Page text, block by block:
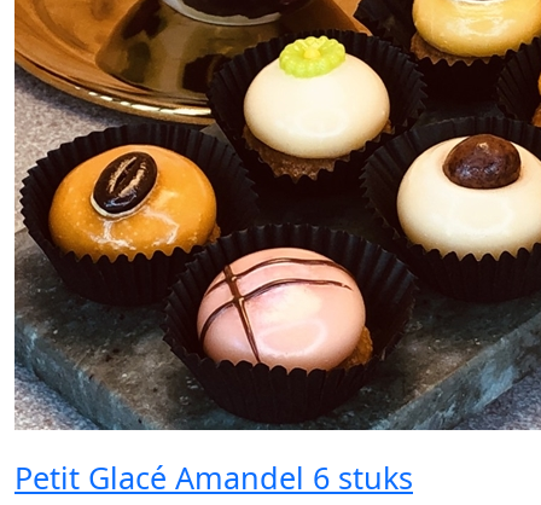
Petit Glacé Amandel 6 stuks